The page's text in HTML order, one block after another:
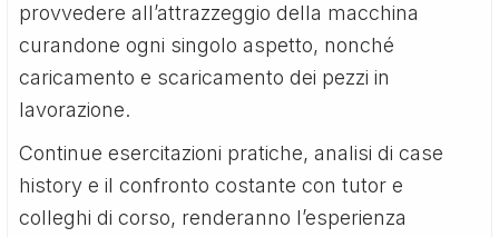
provvedere all’attrazzeggio della macchina
curandone ogni singolo aspetto, nonché
caricamento e scaricamento dei pezzi in
lavorazione.
Continue esercitazioni pratiche, analisi di case
history e il confronto costante con tutor e
colleghi di corso, renderanno l’esperienza